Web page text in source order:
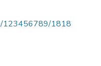
123456789/1818